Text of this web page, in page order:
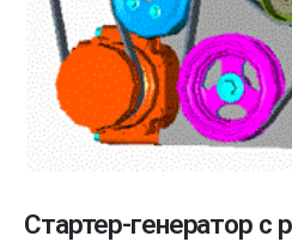
Стартер-генератор с